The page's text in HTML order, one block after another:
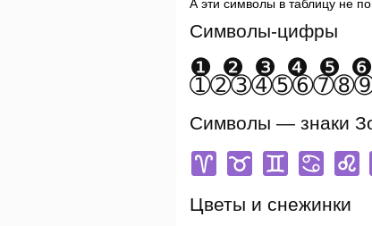
А эти символы в таблицу не
Символы-цифры
Символы — знаки
Цветы и снежинки